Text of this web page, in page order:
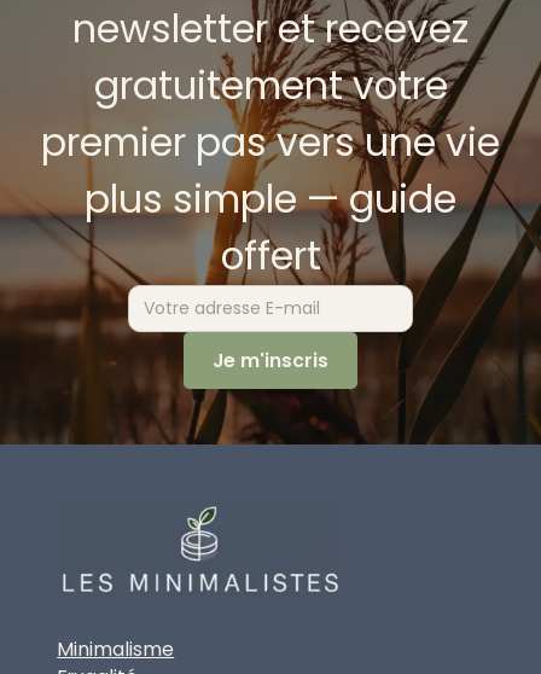
newsletter et recevez
gratuitement votre
premier pas vers une vie
plus simple — guide
offert
Minimalisme